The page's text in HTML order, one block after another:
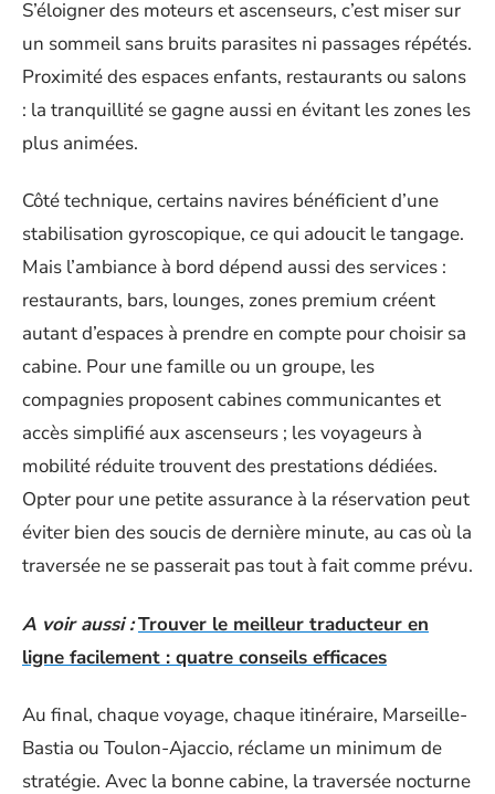
S’éloigner des moteurs et ascenseurs, c’est miser sur
un sommeil sans bruits parasites ni passages répétés.
Proximité des espaces enfants, restaurants ou salons
: la tranquillité se gagne aussi en évitant les zones les
plus animées.
Côté technique, certains navires bénéficient d’une
stabilisation gyroscopique, ce qui adoucit le tangage.
Mais l’ambiance à bord dépend aussi des services :
restaurants, bars, lounges, zones premium créent
autant d’espaces à prendre en compte pour choisir sa
cabine. Pour une famille ou un groupe, les
compagnies proposent cabines communicantes et
accès simplifié aux ascenseurs ; les voyageurs à
mobilité réduite trouvent des prestations dédiées.
Opter pour une petite assurance à la réservation peut
éviter bien des soucis de dernière minute, au cas où la
traversée ne se passerait pas tout à fait comme prévu.
A voir aussi :Trouver le meilleur traducteur en
ligne facilement : quatre conseils efficaces
Au final, chaque voyage, chaque itinéraire, Marseille-
Bastia ou Toulon-Ajaccio, réclame un minimum de
stratégie. Avec la bonne cabine, la traversée nocturne